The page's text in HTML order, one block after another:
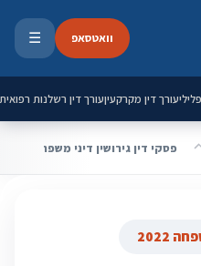
וואטסאפ ☰
עורך דין מקרקעיןעורך דין רשלנות רפואית
פסקי דין גירושין דיני משפחה 2022
2022